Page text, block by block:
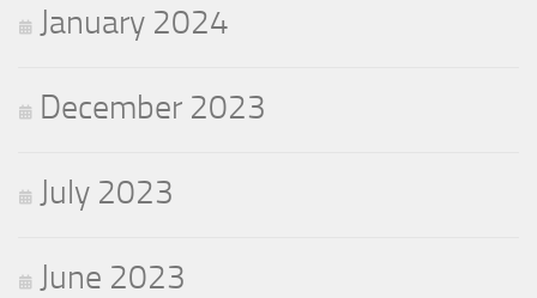
January 2024
December 2023
July 2023
June 2023